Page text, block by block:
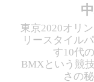
東京2020オリ
リースタイル
す10代
BMXという競
さの